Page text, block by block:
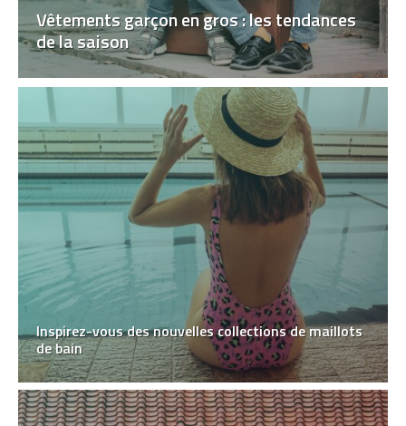
Vêtements garçon en gros : les tendances
de la saison
Inspirez-vous des nouvelles collections de maillots
de bain